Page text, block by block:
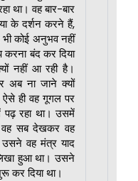
था। वह बार-बार
के दर्शन करने हैं,
कोई अनुभव नहीं
करना बंद कर दिया
नहीं आ रही है।
अब ना जाने क्यों
ही वह गूगल पर
पढ़ रहा था। उसमें
सब देखकर वह
वह मंत्र याद
हुआ था। उसने
कर दिया था।